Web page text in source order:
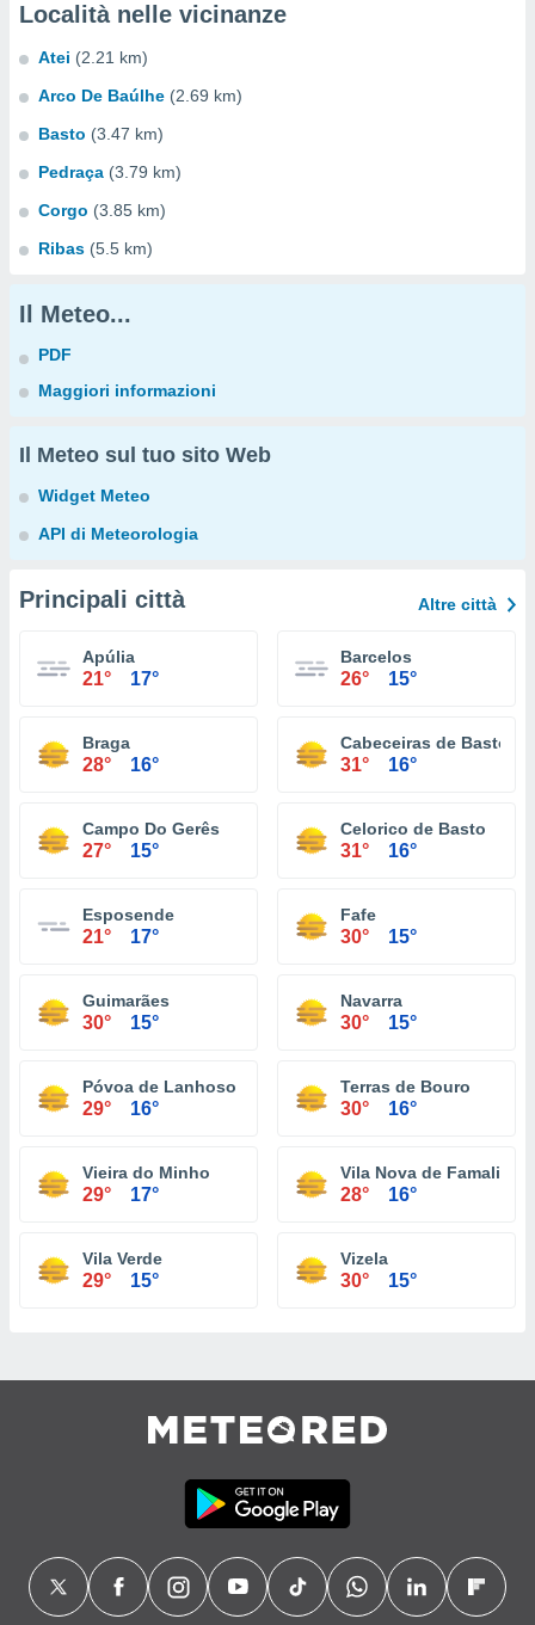
Località nelle vicinanze
Atei (2.21 km)
Arco De Baúlhe (2.69 km)
Basto (3.47 km)
Pedraça (3.79 km)
Corgo (3.85 km)
Ribas (5.5 km)
Il Meteo...
PDF
Maggiori informazioni
Il Meteo sul tuo sito Web
Widget Meteo
API di Meteorologia
Principali città Altre città
Apúlia
21° 17°
Barcelos
26° 15°
Braga
28° 16°
Cabeceiras de Basto
31° 16°
Campo Do Gerês
27° 15°
Celorico de Basto
31° 16°
Esposende
21° 17°
Fafe
30° 15°
Guimarães
30° 15°
Navarra
30° 15°
Póvoa de Lanhoso
29° 16°
Terras de Bouro
30° 16°
Vieira do Minho
29° 17°
Vila Nova de Famalicão
28° 16°
Vila Verde
29° 15°
Vizela
30° 15°